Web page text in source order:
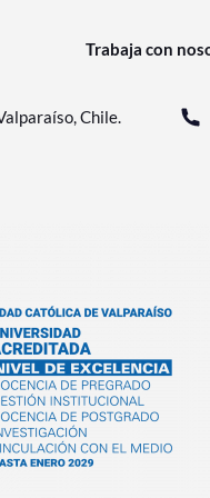
Trabaja con
Chile.